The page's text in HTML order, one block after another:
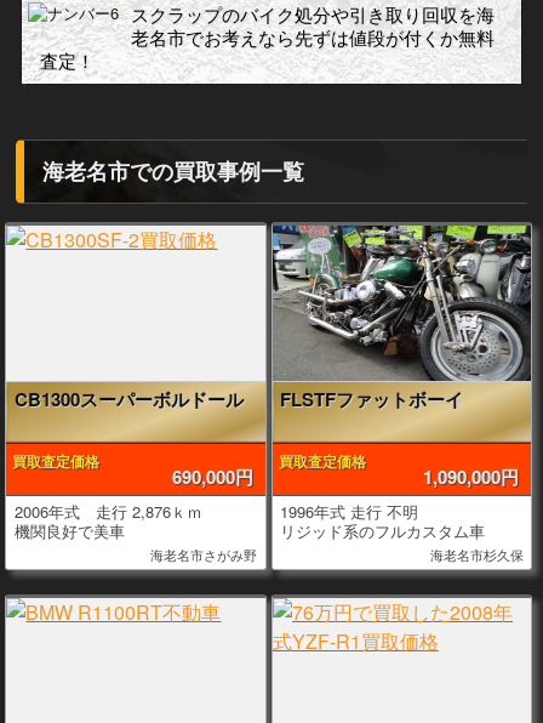
スクラップのバイク処分や引き取り回収を海
老名市でお考えなら先ずは値段が付くか無料
査定！
海老名市での買取事例一覧
CB1300スーパーボルドール
買取査定価格
690,000円
2006年式 走行 2,876ｋｍ
機関良好で美車
海老名市さがみ野
FLSTFファットボーイ
買取査定価格
1,090,000円
1996年式 走行 不明
リジッド系のフルカスタム車
海老名市杉久保